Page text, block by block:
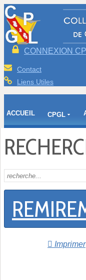
CONNEXION
Contact
Liens Utiles
ACCUEIL CPGL
Imprimer